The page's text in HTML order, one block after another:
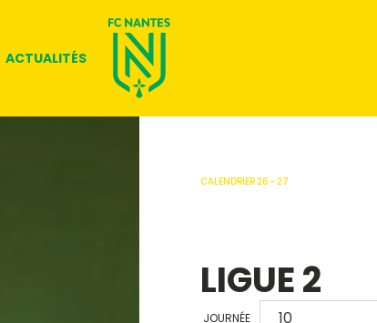
ACTUALITÉS
CALENDRIER 26 - 27
LIGUE 2
JOURNÉE